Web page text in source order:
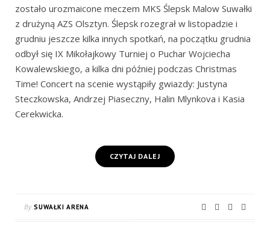
zostało urozmaicone meczem MKS Ślepsk Malow Suwałki
z drużyną AZS Olsztyn. Ślepsk rozegrał w listopadzie i
grudniu jeszcze kilka innych spotkań, na początku grudnia
odbył się IX Mikołajkowy Turniej o Puchar Wojciecha
Kowalewskiego, a kilka dni później podczas Christmas
Time! Concert na scenie wystąpiły gwiazdy: Justyna
Steczkowska, Andrzej Piaseczny, Halin Mlynkova i Kasia
Cerekwicka.
CZYTAJ DALEJ
By SUWAŁKI ARENA